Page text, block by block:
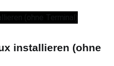
installieren (ohne